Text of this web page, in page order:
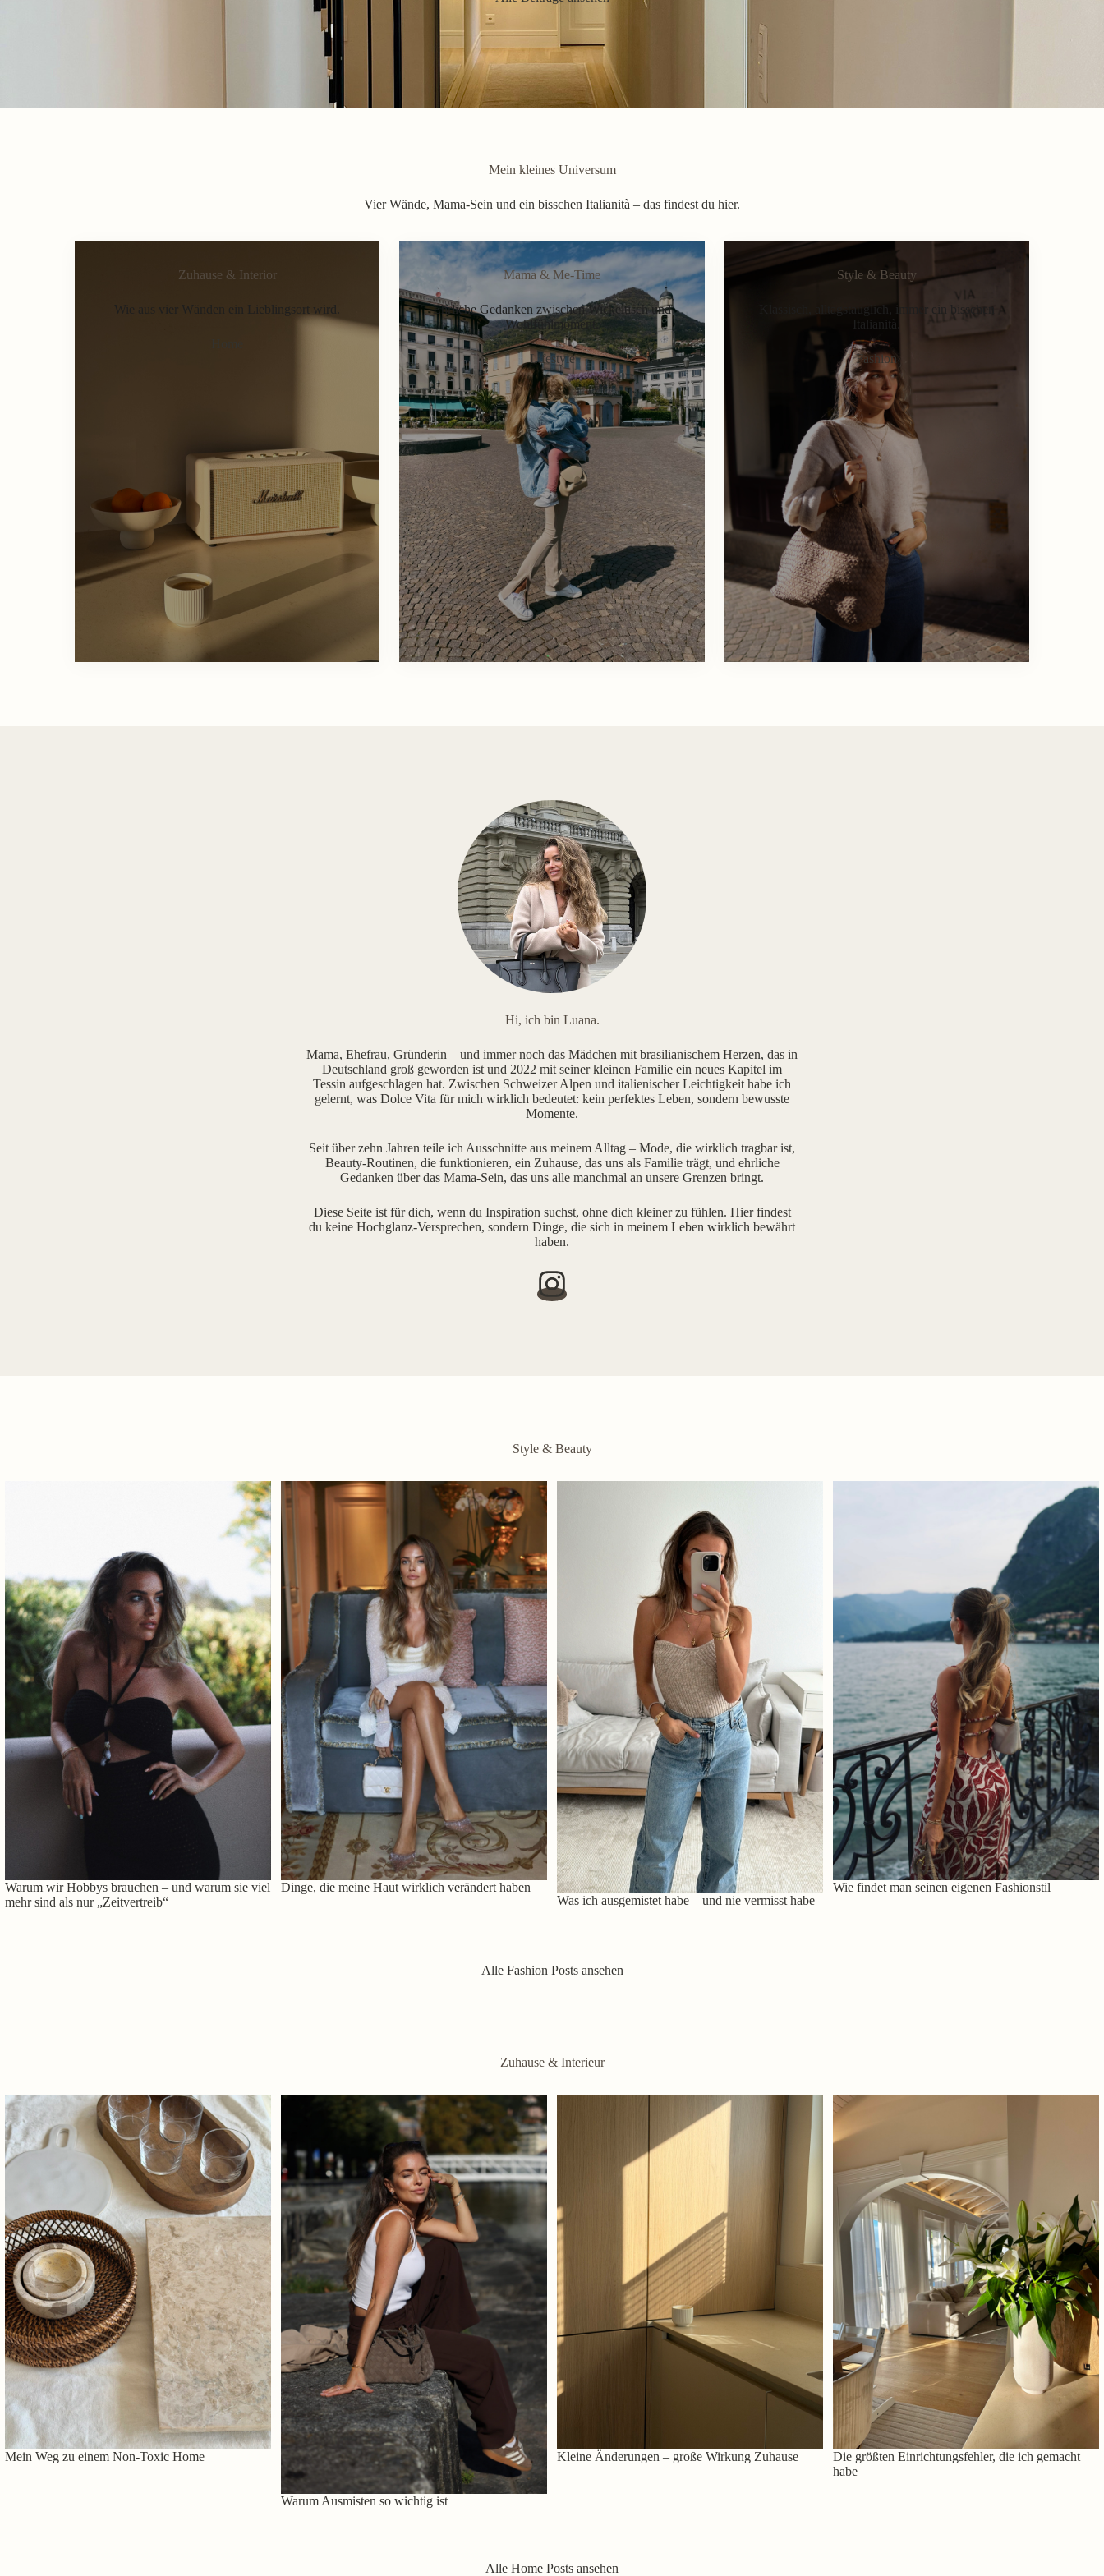
Mein kleines Universum
Vier Wände, Mama-Sein und ein bisschen Italianità – das findest du hier.
Zuhause & Interior
Wie aus vier Wänden ein Lieblingsort wird.
Mama & Me-Time
Ehrliche Gedanken zwischen Wickeltisch und
Wohlfühlmoment.
Lifestyle
Style & Beauty
Klassisch, alltagstauglich, immer ein bisschen
Italianità.
Fashion
Hi, ich bin Luana.
Mama, Ehefrau, Gründerin – und immer noch das Mädchen mit brasilianischem Herzen, das in
Deutschland groß geworden ist und 2022 mit seiner kleinen Familie ein neues Kapitel im
Tessin aufgeschlagen hat. Zwischen Schweizer Alpen und italienischer Leichtigkeit habe ich
gelernt, was Dolce Vita für mich wirklich bedeutet: kein perfektes Leben, sondern bewusste
Momente.
Seit über zehn Jahren teile ich Ausschnitte aus meinem Alltag – Mode, die wirklich tragbar ist,
Beauty-Routinen, die funktionieren, ein Zuhause, das uns als Familie trägt, und ehrliche
Gedanken über das Mama-Sein, das uns alle manchmal an unsere Grenzen bringt.
Diese Seite ist für dich, wenn du Inspiration suchst, ohne dich kleiner zu fühlen. Hier findest
du keine Hochglanz-Versprechen, sondern Dinge, die sich in meinem Leben wirklich bewährt
haben.
Style & Beauty
Warum wir Hobbys brauchen – und warum sie viel
mehr sind als nur „Zeitvertreib“
Dinge, die meine Haut wirklich verändert haben
Was ich ausgemistet habe – und nie vermisst habe
Wie findet man seinen eigenen Fashionstil
Alle Fashion Posts ansehen
Zuhause & Interieur
Mein Weg zu einem Non-Toxic Home
Warum Ausmisten so wichtig ist
Kleine Änderungen – große Wirkung Zuhause
Die größten Einrichtungsfehler, die ich gemacht
habe
Alle Home Posts ansehen